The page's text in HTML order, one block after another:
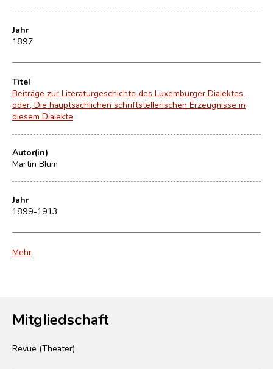
Jahr
1897
Titel
Beiträge zur Literaturgeschichte des Luxemburger Dialektes,
oder, Die hauptsächlichen schriftstellerischen Erzeugnisse in
diesem Dialekte
Autor(in)
Martin Blum
Jahr
1899-1913
Mehr
Mitgliedschaft
Revue (Theater)